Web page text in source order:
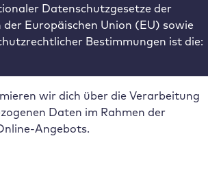
Datenschutzgesetze der
Europäischen Union (EU) sowie
Bestimmungen ist die:
wir dich über die Verarbeitung
Daten im Rahmen der
Angebots.